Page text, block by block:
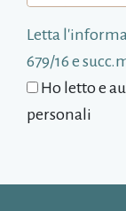
Letta
679/16 e
Ho letto e
personali